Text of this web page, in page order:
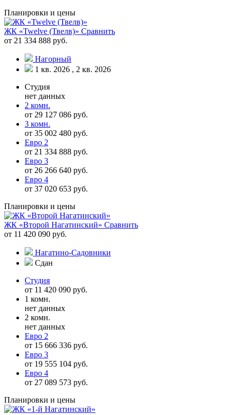
Планировки и цены
ЖК «Twelve (Твелв)» Сравнить
от 21 334 888 руб.
Нагорный
1 кв. 2026 , 2 кв. 2026
Студия
нет данных
2 комн.
от 29 127 086 руб.
3 комн.
от 35 002 480 руб.
Евро 2
от 21 334 888 руб.
Евро 3
от 26 266 640 руб.
Евро 4
от 37 020 653 руб.
Планировки и цены
ЖК «Второй Нагатинский» Сравнить
от 11 420 090 руб.
Нагатино-Садовники
Сдан
Студия
от 11 420 090 руб.
1 комн.
нет данных
2 комн.
нет данных
Евро 2
от 15 666 336 руб.
Евро 3
от 19 555 104 руб.
Евро 4
от 27 089 573 руб.
Планировки и цены